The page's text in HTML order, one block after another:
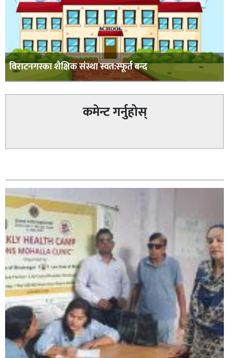
विराटनगरका शैक्षिक संस्था स्वत:स्फूर्त बन्द
कमेन्ट गर्नुहोस्